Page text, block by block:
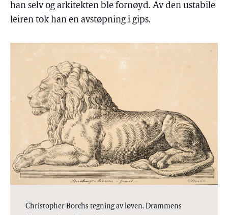
han selv og arkitekten ble fornøyd. Av den ustabile
leiren tok han en avstøpning i gips.
Christopher Borchs tegning av løven. Drammens